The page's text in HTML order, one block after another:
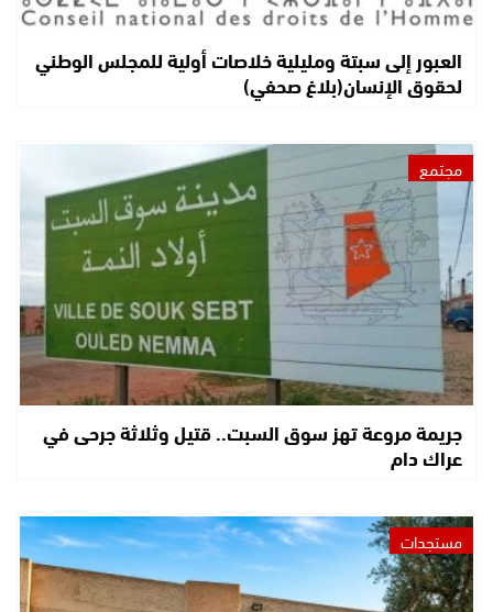
العبور إلى سبتة ومليلية خلاصات أولية للمجلس الوطني
لحقوق الإنسان(بلاغ صحفي)
مجتمع
جريمة مروعة تهز سوق السبت.. قتيل وثلاثة جرحى في
عراك دام
مستجدات